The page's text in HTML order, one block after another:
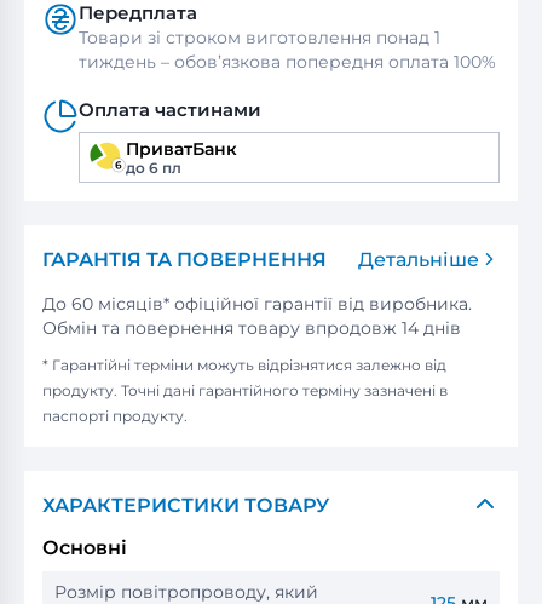
Передплата
Товари зі строком виготовлення понад 1
тиждень – обов’язкова попередня оплата 100%
Оплата частинами
ПриватБанк
до 6 пл
ГАРАНТІЯ ТА ПОВЕРНЕННЯ Детальніше
До 60 місяців* офіційної гарантії від виробника.
Обмін та повернення товару впродовж 14 днів
* Гарантійні терміни можуть відрізнятися залежно від
продукту. Точні дані гарантійного терміну зазначені в
паспорті продукту.
ХАРАКТЕРИСТИКИ ТОВАРУ
Основні
Розмір повітропроводу, який